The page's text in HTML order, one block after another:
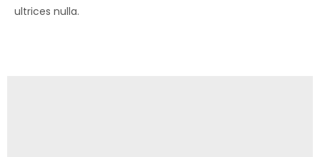
ultrices nulla.